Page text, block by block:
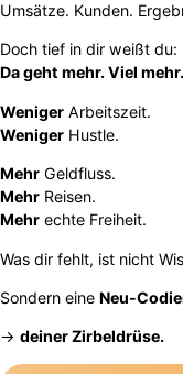
Umsätze. Kunden.
Doch tief in dir weißt du:
Da geht mehr. Viel mehr.
Weniger Arbeitszeit.
Weniger Hustle.
Mehr Geldfluss.
Mehr Reisen.
Mehr echte Freiheit.
Was dir fehlt, ist nicht
Sondern eine Neu-
→ deiner Zirbeldrüse.